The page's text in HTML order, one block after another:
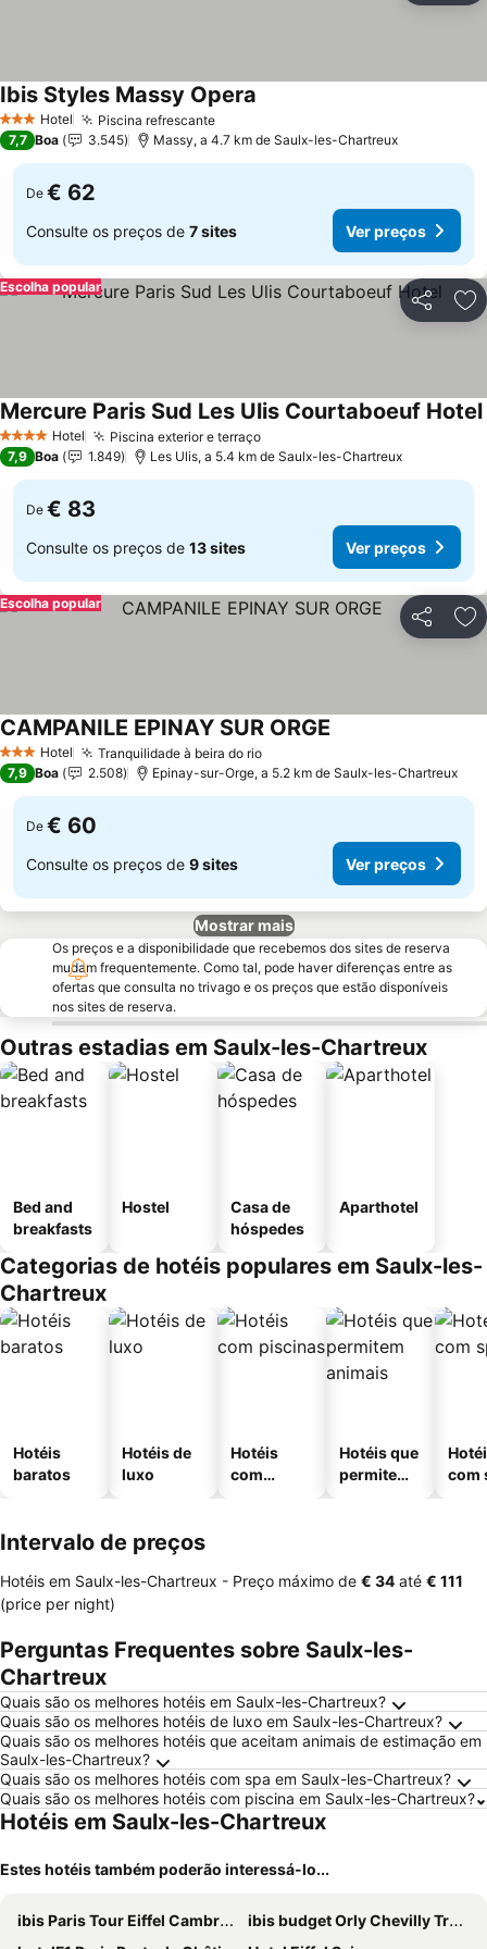
3 EstrelasHotel Piscina refrescanteVer preços
Ibis Styles Massy Opera
7,7 Boa 3.545 Massy, a 4.7 km de Saulx-les-Chartreux
De € 62
Consulte os preços de 7 sites Ver preços
Partilhar
Escolha popular
4 EstrelasHotel Piscina exterior e terraçoVer preços
Mercure Paris Sud Les Ulis Courtaboeuf Hotel
7,9 Boa 1.849 Les Ulis, a 5.4 km de Saulx-les-Chartreux
De € 83
Consulte os preços de 13 sites Ver preços
Partilhar
Escolha popular
3 EstrelasHotel Tranquilidade à beira do rioVer preços
CAMPANILE EPINAY SUR ORGE
7,9 Boa 2.508 Epinay-sur-Orge, a 5.2 km de Saulx-les-Chartreux
De € 60
Consulte os preços de 9 sites Ver preços
Mostrar mais
Os preços e a disponibilidade que recebemos dos sites de reserva
mudam frequentemente. Como tal, pode haver diferenças entre as
ofertas que consulta no trivago e os preços que estão disponíveis
nos sites de reserva.
Outras estadias em Saulx-les-Chartreux
Bed and
breakfasts
Hostel
Casa de
hóspedes
Aparthotel
Categorias de hotéis populares em Saulx-les-
Chartreux
Hotéis
baratos
Hotéis de
luxo
Hotéis
com
Hotéis que
permitem
com
Intervalo de preços
Hotéis em Saulx-les-Chartreux - Preço máximo de ‎€ 34 até ‎€ 111
(price per night)
Perguntas Frequentes sobre Saulx-les-
Chartreux
Quais são os melhores hotéis em Saulx-les-Chartreux?
Quais são os melhores hotéis de luxo em Saulx-les-Chartreux?
Quais são os melhores hotéis que aceitam animais de estimação em
Saulx-les-Chartreux?
Quais são os melhores hotéis com spa em Saulx-les-Chartreux?
Quais são os melhores hotéis com piscina em Saulx-les-Chartreux?
Hotéis em Saulx-les-Chartreux
Estes hotéis também poderão interessá-lo...
ibis Paris Tour Eiffel Cambronne 15ème
ibis budget Orly Chevilly Tram 7